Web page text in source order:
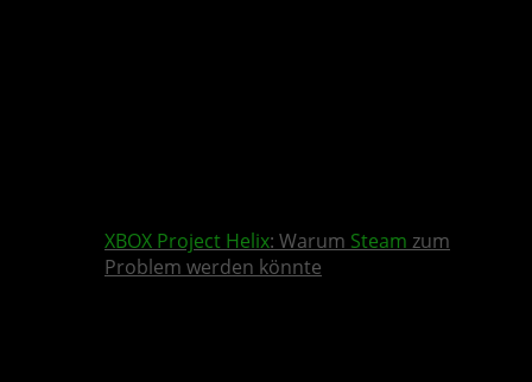
XBOX Project Helix: Warum Steam zum
Problem werden könnte